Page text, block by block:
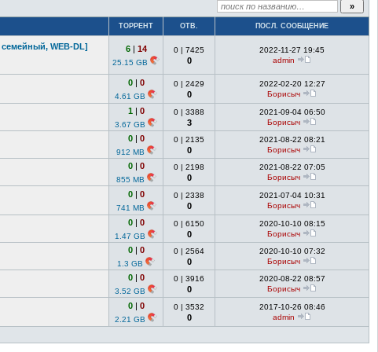
ТОРРЕНТ ОТВ. ПОСЛ. СООБЩЕНИЕ
семейный, WEB-DL]
6| 14
25.15 GB
0 | 7425
0
2022-11-27 19:45
admin
0| 0
4.61 GB
0 | 2429
0
2022-02-20 12:27
Борисыч
1| 0
3.67 GB
0 | 3388
3
2021-09-04 06:50
Борисыч
0| 0
912 MB
0 | 2135
0
2021-08-22 08:21
Борисыч
0| 0
855 MB
0 | 2198
0
2021-08-22 07:05
Борисыч
0| 0
741 MB
0 | 2338
0
2021-07-04 10:31
Борисыч
0| 0
1.47 GB
0 | 6150
0
2020-10-10 08:15
Борисыч
0| 0
1.3 GB
0 | 2564
0
2020-10-10 07:32
Борисыч
0| 0
3.52 GB
0 | 3916
0
2020-08-22 08:57
Борисыч
0| 0
2.21 GB
0 | 3532
0
2017-10-26 08:46
admin